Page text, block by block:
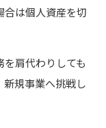
合は個人資産を切
肩代わりしても
新規事業へ挑戦し